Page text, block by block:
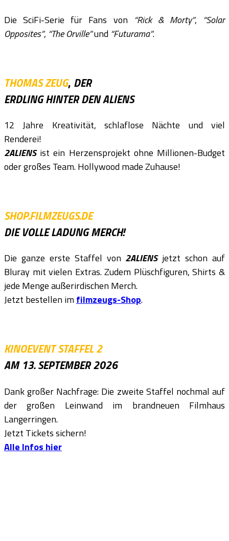
Die SciFi-Serie für Fans von “Rick & Morty”, “Solar
Opposites”, “The Orville”und “Futurama”.
THOMAS ZEUG, DER
ERDLING HINTER DEN ALIENS
12 Jahre Kreativität, schlaflose Nächte und viel
Renderei!
2ALIENS ist ein Herzensprojekt ohne Millionen-Budget
oder großes Team. Hollywood made Zuhause!
SHOP.FILMZEUGS.DE
DIE VOLLE LADUNG MERCH!
Die ganze erste Staffel von 2ALIENSjetzt schon auf
Bluray mit vielen Extras. Zudem Plüschfiguren, Shirts &
jede Menge außerirdischen Merch.
Jetzt bestellen imfilmzeugs-Shop.
KINOEVENT STAFFEL 2
AM 13. SEPTEMBER 2026
Dank großer Nachfrage: Die zweite Staffel nochmal auf
der großen Leinwand im brandneuen Filmhaus
Langerringen.
Jetzt Tickets sichern!
Alle Infos hier